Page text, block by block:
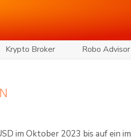
Krypto Broker Robo Advisor
im Oktober 2023 bis auf ein im